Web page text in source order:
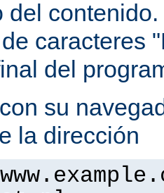
del
caracteres
del
su
la dirección